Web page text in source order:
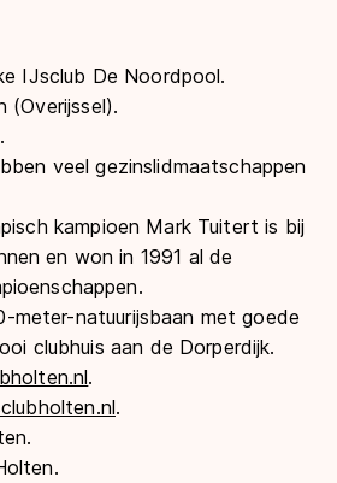
IJsclub De Noordpool.
(Overijssel).
veel gezinslidmaatschappen
kampioen Mark Tuitert is bij
en won in 1991 al de
meter-natuurijsbaan met goede
clubhuis aan de Dorperdijk.
.
.